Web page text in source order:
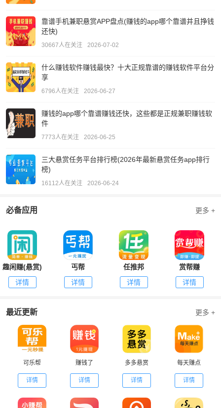
靠谱手机兼职悬赏APP盘点(赚钱的app哪个靠谱并且挣钱
还快)
30667人在关注 2026-07-02
什么赚钱软件赚钱最快？十大正规靠谱的赚钱软件平台分
享
6796人在关注 2026-06-27
赚钱的app哪个靠谱赚钱还快，这些都是正规兼职赚钱软
件
7773人在关注 2026-06-25
三大悬赏任务平台排行榜(2026年最新悬赏任务app排行
榜)
16112人在关注 2026-06-24
必备应用 更多 +
趣闲赚(悬赏)
详情
丐帮
详情
任推邦
详情
赏帮赚
详情
最近更新 更多 +
可乐帮
详情
赚钱了
详情
多多悬赏
详情
每天赚点
详情